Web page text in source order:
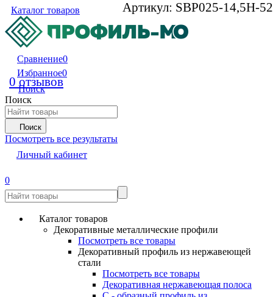
Каталог товаров
Сравнение0
Избранное0
Поиск
Поиск
Поиск
Посмотреть все результаты
Личный кабинет
0
Каталог товаров
Декоративные металлические профили
Посмотреть все товары
Декоративный профиль из нержавеющей
стали
Посмотреть все товары
Декоративная нержавеющая полоса
Артикул: SBP025-14,5H-52
0 отзывов